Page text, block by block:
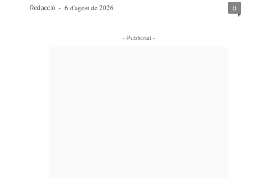
Redacció - 6 d'agost de 2026 0
- Publicitat -